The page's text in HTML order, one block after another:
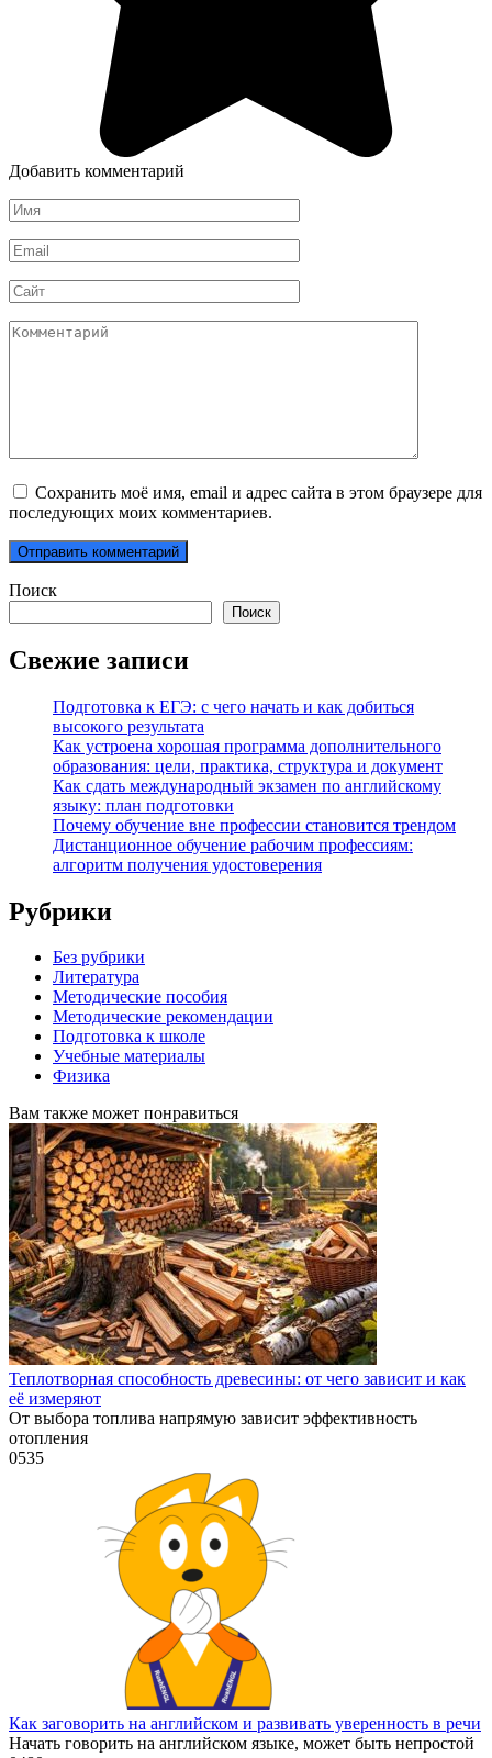
Добавить комментарий
Имя
*
Email
*
Сайт
Комментарий
Сохранить моё имя, email и адрес сайта в этом браузере для
последующих моих комментариев.
Поиск
Поиск
Свежие записи
Подготовка к ЕГЭ: с чего начать и как добиться
высокого результата
Как устроена хорошая программа дополнительного
образования: цели, практика, структура и документ
Как сдать международный экзамен по английскому
языку: план подготовки
Почему обучение вне профессии становится трендом
Дистанционное обучение рабочим профессиям:
алгоритм получения удостоверения
Рубрики
Без рубрики
Литература
Методические пособия
Методические рекомендации
Подготовка к школе
Учебные материалы
Физика
Вам также может понравиться
Теплотворная способность древесины: от чего зависит и как
её измеряют
От выбора топлива напрямую зависит эффективность
отопления
0535
Как заговорить на английском и развивать уверенность в речи
Начать говорить на английском языке, может быть непростой